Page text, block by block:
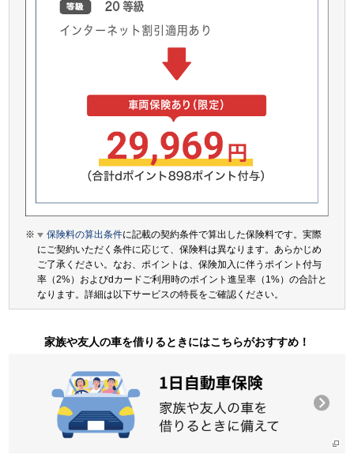
保険料の算出条件に記載の契約条件で算出した保険料です。実際
にご契約いただく条件に応じて、保険料は異なります。あらかじめ
ご了承ください。なお、ポイントは、保険加入に伴うポイント付与
率（2%）およびdカードご利用時のポイント進呈率（1%）の合計と
なります。詳細は以下サービスの特長をご確認ください。
家族や友人の車を借りるときにはこちらがおすすめ！